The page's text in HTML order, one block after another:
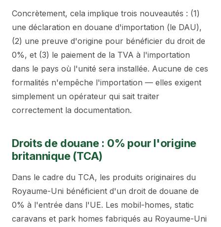
Concrètement, cela implique trois nouveautés : (1)
une déclaration en douane d'importation (le DAU),
(2) une preuve d'origine pour bénéficier du droit de
0%, et (3) le paiement de la TVA à l'importation
dans le pays où l'unité sera installée. Aucune de ces
formalités n'empêche l'importation — elles exigent
simplement un opérateur qui sait traiter
correctement la documentation.
Droits de douane : 0% pour l'origine
britannique (TCA)
Dans le cadre du TCA, les produits originaires du
Royaume-Uni bénéficient d'un droit de douane de
0% à l'entrée dans l'UE. Les mobil-homes, static
caravans et park homes fabriqués au Royaume-Uni